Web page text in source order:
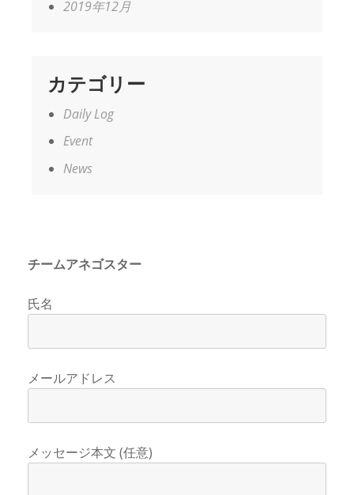
2019年12月
カテゴリー
Daily Log
Event
News
チームアネゴスター
氏名
メールアドレス
メッセージ本文 (任意)